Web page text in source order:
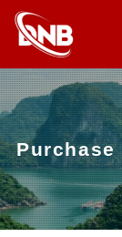
Purchase